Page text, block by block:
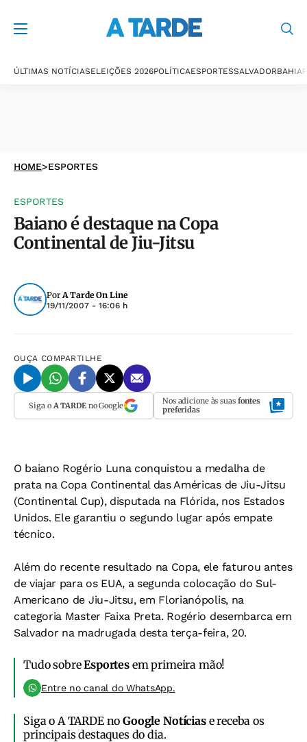
ÚLTIMAS NOTÍCIASELEIÇÕES 2026POLÍTICAESPORTESSALVADORBAHIA
HOME>ESPORTES
ESPORTES
Baiano é destaque na Copa
Continental de Jiu-Jitsu
PorA Tarde On Line
19/11/2007 - 16:06 h
OUÇA COMPARTILHE
Siga o A TARDEno Google Nos adicione às suas fontes
preferidas
O baiano Rogério Luna conquistou a medalha de
prata na Copa Continental das Américas de Jiu-Jitsu
(Continental Cup), disputada na Flórida, nos Estados
Unidos. Ele garantiu o segundo lugar após empate
técnico.
Além do recente resultado na Copa, ele faturou antes
de viajar para os EUA, a segunda colocação do Sul-
Americano de Jiu-Jitsu, em Florianópolis, na
categoria Master Faixa Preta. Rogério desembarca em
Salvador na madrugada desta terça-feira, 20.
Tudo sobreEsportesem primeira mão!
Entre no canal do WhatsApp.
Siga o A TARDE noGoogle Notíciase receba os
principais destaques do dia.